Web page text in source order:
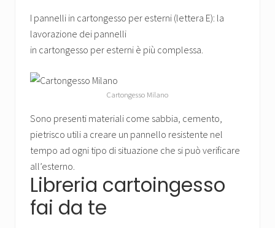
I pannelli in cartongesso per esterni (lettera E): la
lavorazione dei pannelli
in cartongesso per esterni è più complessa.
Cartongesso Milano
Sono presenti materiali come sabbia, cemento,
pietrisco utili a creare un pannello resistente nel
tempo ad ogni tipo di situazione che si può verificare
all’esterno.
Libreria cartoingesso
fai da te